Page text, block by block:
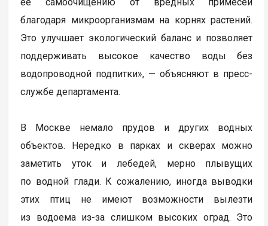
благодаря микроорганизмам на корнях растений.
Это улучшает экологический баланс и позволяет
поддерживать высокое качество воды без
водопроводной подпитки», — объясняют в пресс-
службе департамента.
В Москве немало прудов и других водных
объектов. Нередко в парках и скверах можно
заметить уток и лебедей, мерно плывущих
по водной глади. К сожалению, иногда выводки
этих птиц не имеют возможности вылезти
из водоема из-за слишком высоких оград. Это